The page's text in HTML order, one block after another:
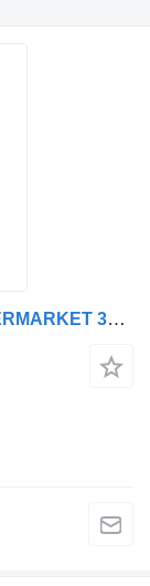
Brand DESCRIPTION MS120062 - AFTERMARKET 3981764 oljetrågspackning till dragbil